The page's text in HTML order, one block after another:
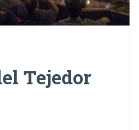
Tejedor